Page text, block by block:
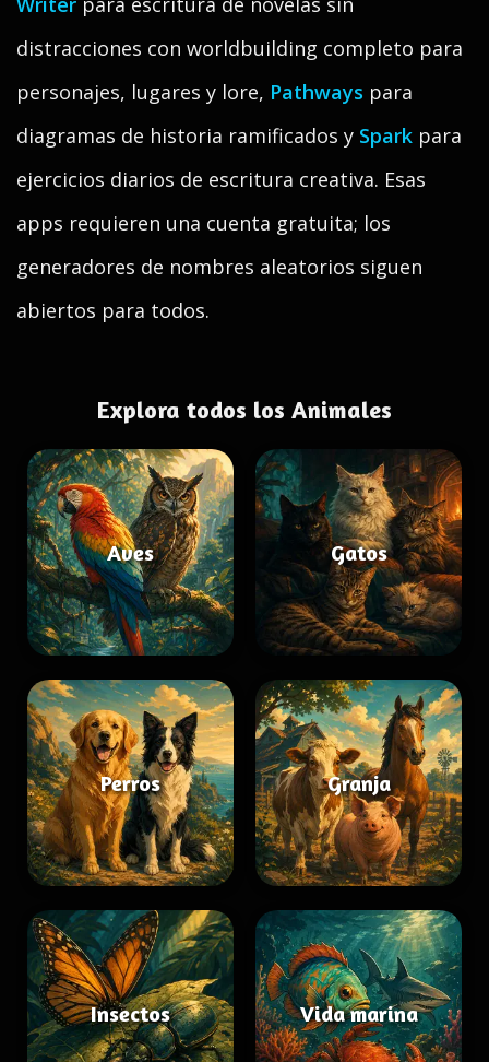
distracciones con worldbuilding completo para
personajes, lugares y lore, Pathways para
diagramas de historia ramificados y Spark para
ejercicios diarios de escritura creativa. Esas
apps requieren una cuenta gratuita; los
generadores de nombres aleatorios siguen
abiertos para todos.
Explora todos los Animales
Aves Gatos
Perros Granja
Insectos Vida marina